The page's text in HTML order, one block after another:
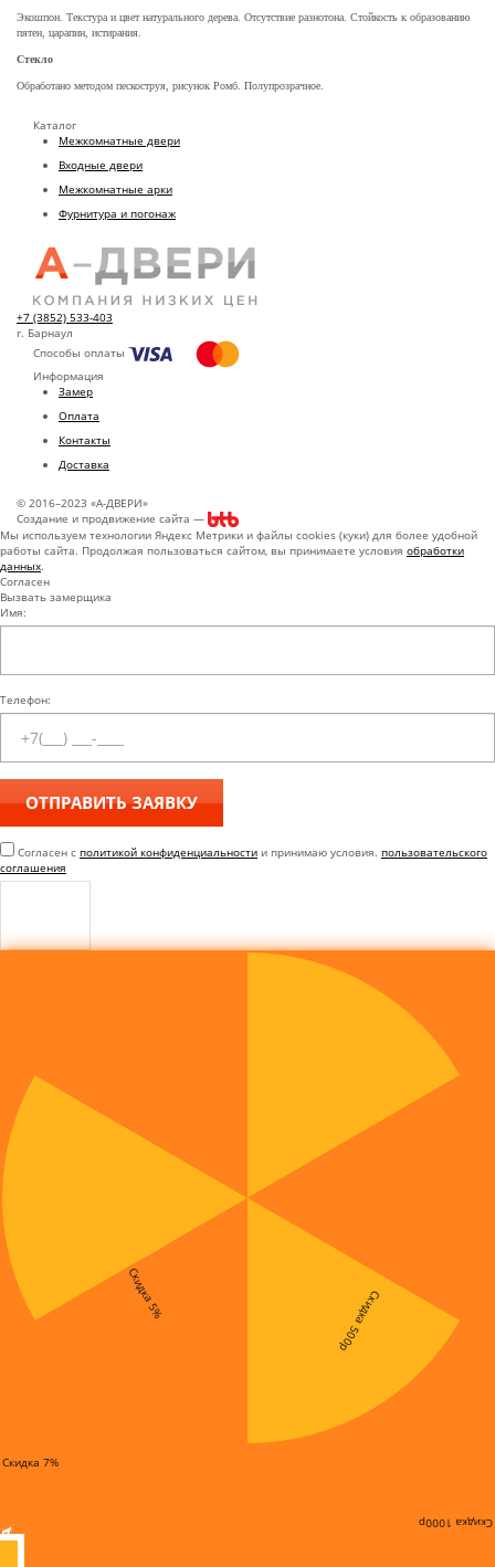
Экошпон. Текстура и цвет натурального дерева. Отсутствие разнотона. Стойкость к образованию
пятен, царапин, истирания.
Стекло
Обработано методом пескоструя, рисунок Ромб. Полупрозрачное.
Каталог
Межкомнатные двери
Входные двери
Межкомнатные арки
Фурнитура и погонаж
+7 (3852) 533-403
г. Барнаул
Способы оплаты
Информация
Замер
Оплата
Контакты
Доставка
© 2016–2023 «А-ДВЕРИ»
Создание и продвижение сайта —
Мы используем технологии Яндекс Метрики и файлы cookies (куки) для более удобной
работы сайта. Продолжая пользоваться сайтом, вы принимаете условия обработки
данных.
Согласен
Вызвать замерщика
Имя:
Телефон:
Согласен с политикой конфиденциальности и принимаю условия. пользовательского
соглашения
Скидка 7%
Скидка 5% Скидка 500р
Скидка 1000р